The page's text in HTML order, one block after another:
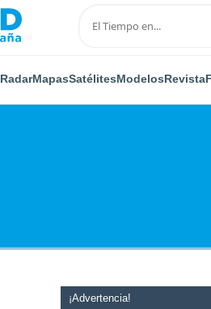
RadarMapasSatélitesModelosRevista
¡Advertencia!